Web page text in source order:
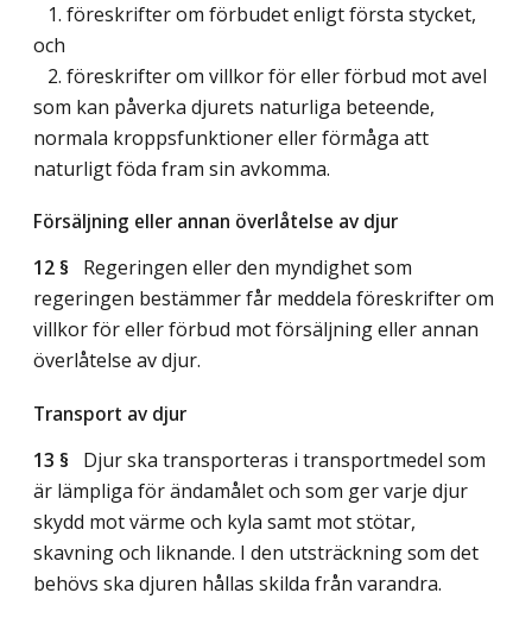
1. föreskrifter om förbudet enligt första stycket,
och
2. föreskrifter om villkor för eller förbud mot avel
som kan påverka djurets naturliga beteende,
normala kroppsfunktioner eller förmåga att
naturligt föda fram sin avkomma.
Försäljning eller annan överlåtelse av djur
12 § Regeringen eller den myndighet som
regeringen bestämmer får meddela föreskrifter om
villkor för eller förbud mot försäljning eller annan
överlåtelse av djur.
Transport av djur
13 § Djur ska transporteras i transportmedel som
är lämpliga för ändamålet och som ger varje djur
skydd mot värme och kyla samt mot stötar,
skavning och liknande. I den utsträckning som det
behövs ska djuren hållas skilda från varandra.